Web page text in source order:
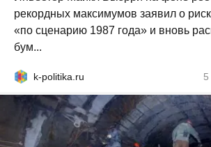
рекордных максимумов заявил о
«по сценарию 1987 года» и вновь
бум...
k-politika.ru 5